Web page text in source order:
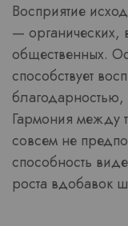
Восприятие
— органических,
общественных.
способствует
Гармония между
совсем не
способность
роста вдобавок